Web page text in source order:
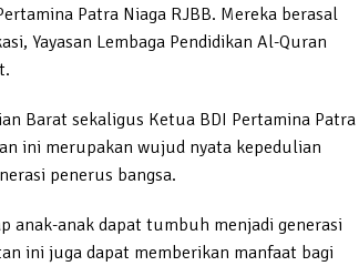
Patra Niaga RJBB. Mereka berasal
Yayasan Lembaga Pendidikan Al-Quran
Barat sekaligus Ketua BDI Pertamina Patra
ini merupakan wujud nyata kepedulian
penerus bangsa.
anak-anak dapat tumbuh menjadi generasi
ini juga dapat memberikan manfaat bagi